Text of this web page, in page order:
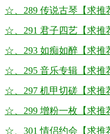
☆、289 传说古琴【求推
☆、291 君子四艺【求推
☆、293 如痴如醉【求推
☆、295 音乐专辑【求推
☆、297 机甲切磋【求推
☆、299 增粉一枚【求推
☆、301 情侣约会【求推